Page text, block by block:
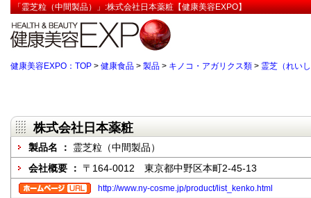
「霊芝粒（中間製品）」:株式会社日本薬粧【健康美容EXPO】
健康美容EXPO：TOP > 健康食品 > 製品 > キノコ・アガリクス類 > 霊芝（れい
株式会社日本薬粧
製品名 ： 霊芝粒（中間製品）
会社概要 ： 〒164-0012 東京都中野区本町2-45-13
http://www.ny-cosme.jp/product/list_kenko.html